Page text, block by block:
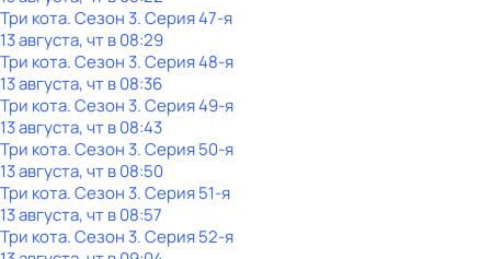
Три кота. Сезон 3. Серия 47-я
13 августа, чт в 08:29
Три кота. Сезон 3. Серия 48-я
13 августа, чт в 08:36
Три кота. Сезон 3. Серия 49-я
13 августа, чт в 08:43
Три кота. Сезон 3. Серия 50-я
13 августа, чт в 08:50
Три кота. Сезон 3. Серия 51-я
13 августа, чт в 08:57
Три кота. Сезон 3. Серия 52-я